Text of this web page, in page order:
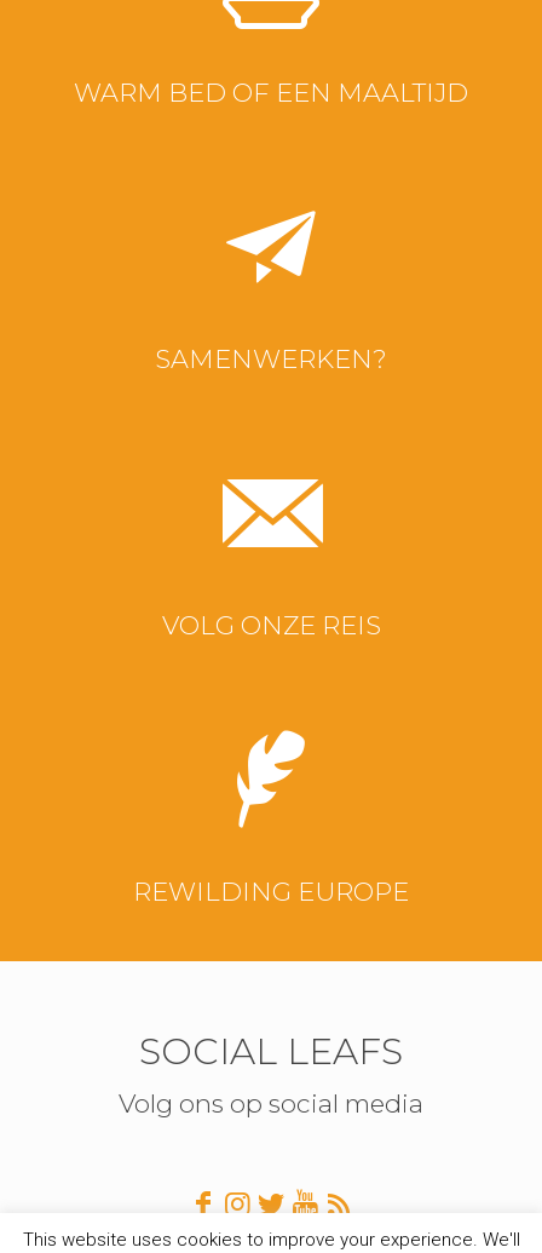
WARM BED OF EEN MAALTIJD
SAMENWERKEN?
VOLG ONZE REIS
REWILDING EUROPE
SOCIAL LEAFS
Volg ons op social media
This website uses cookies to improve your experience. We'll